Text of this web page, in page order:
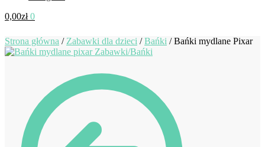
0,00zł 0
Strona główna / Zabawki dla dzieci /Bańki /Bańki mydlane Pixar